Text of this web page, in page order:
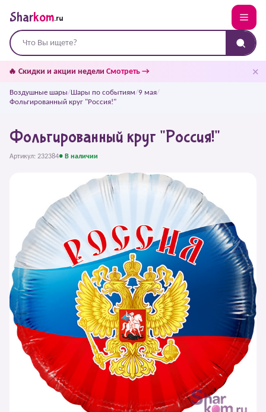
Sharkom.ru
🔥 Скидки и акции недели Смотреть → ✕
Воздушные шары/Шары по событиям/9 мая/
Фольгированный круг "Россия!"
Фольгированный круг "Россия!"
Артикул: 232384● В наличии